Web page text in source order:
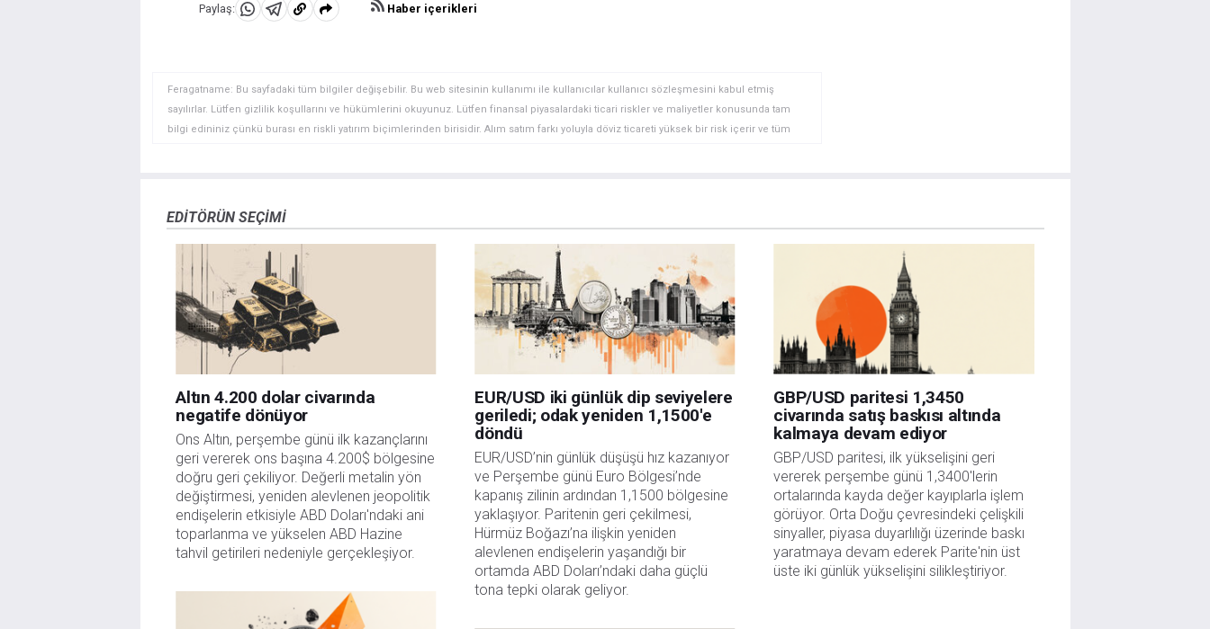
Paylaş:
WhatsApp'da
Telegram'da
Panoya
Haber içerikleri
Feragatname: Bu sayfadaki tüm bilgiler değişebilir. Bu web sitesinin kullanımı ile kullanıcılar kullanıcı sözleşmesini kabul etmiş
sayılırlar. Lütfen gizlilik koşullarını ve hükümlerini okuyunuz. Lütfen finansal piyasalardaki ticari riskler ve maliyetler konusunda tam
bilgi edininiz çünkü burası en riskli yatırım biçimlerinden birisidir. Alım satım farkı yoluyla döviz ticareti yüksek bir risk içerir ve tüm
doğrulamak zorunda değildir. FXStreet’de verilen herhangi bir görüş, haber, araştırma, analiz, fiyatlar veya fxstreet.comtarafından bu
sitede yayınlanan bilgiler çalışanlar, ortaklar yada katkıda bulunanlar tarafından genel piyasa yorumu olarak verilmiştir ve yatırım
danışmanlığı teşkil etmemektedir. FXStreet bu tür bilgilerin kullanımı nedeniyle doğrudan yada dolaylı olarak ortaya çıkabilecek
herhangi bir kar kaybı herhangi bir sınırlama olmaksızın herhangi bir kayıp ya da hasar için sorumluluk kabul etmemektedir.
EDITÖRÜN SEÇIMI
Altın 4.200 dolar civarında
negatife dönüyor
Ons Altın, perşembe günü ilk kazançlarını
geri vererek ons başına 4.200$ bölgesine
doğru geri çekiliyor. Değerli metalin yön
değiştirmesi, yeniden alevlenen jeopolitik
endişelerin etkisiyle ABD Doları'ndaki ani
toparlanma ve yükselen ABD Hazine
tahvil getirileri nedeniyle gerçekleşiyor.
EUR/USD iki günlük dip seviyelere
geriledi; odak yeniden 1,1500'e
döndü
EUR/USD’nin günlük düşüşü hız kazanıyor
ve Perşembe günü Euro Bölgesi’nde
kapanış zilinin ardından 1,1500 bölgesine
yaklaşıyor. Paritenin geri çekilmesi,
Hürmüz Boğazı’na ilişkin yeniden
alevlenen endişelerin yaşandığı bir
ortamda ABD Doları’ndaki daha güçlü
tona tepki olarak geliyor.
GBP/USD paritesi 1,3450
civarında satış baskısı altında
kalmaya devam ediyor
GBP/USD paritesi, ilk yükselişini geri
vererek perşembe günü 1,3400'lerin
ortalarında kayda değer kayıplarla işlem
görüyor. Orta Doğu çevresindeki çelişkili
sinyaller, piyasa duyarlılığı üzerinde baskı
yaratmaya devam ederek Parite'nin üst
üste iki günlük yükselişini silikleştiriyor.